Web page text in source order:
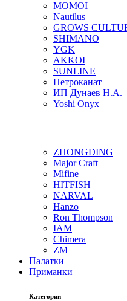
MOMOI
Nautilus
GROWS
SHIMANO
YGK
AKKOI
SUNLINE
Петроканат
ИП Дунаев Н.А.
Yoshi Onyx
ZHONGDING
Major Craft
Mifine
HITFISH
NARVAL
Hanzo
Ron Thompson
IAM
Chimera
ZM
Палатки
Приманки
Категории